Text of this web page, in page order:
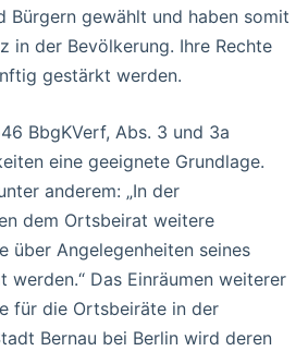
Bürgern gewählt und haben somit
in der Bevölkerung. Ihre Rechte
gestärkt werden.
BbgKVerf, Abs. 3 und 3a
eine geeignete Grundlage.
anderem: „In der
dem Ortsbeirat weitere
über Angelegenheiten seines
werden.“ Das Einräumen weiterer
für die Ortsbeiräte in der
Bernau bei Berlin wird deren